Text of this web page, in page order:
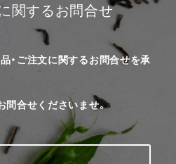
関するお問合せ
・ご注文に関するお問合せを承
問合せくださいませ。